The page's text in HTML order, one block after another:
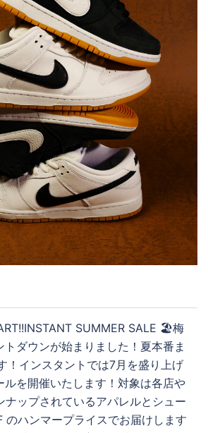
SUMMER SALE 🏖️梅
ダウンが始まりました！夏本番ま
！インスタントでは7月を盛り上げ
ルを開催いたします！対象は各店や
ナップされているアパレルとシュー
のハンマープライスでお届けします